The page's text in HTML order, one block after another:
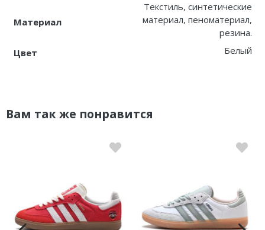
Материал
Текстиль, синтетические
материал, пеноматериал,
резина.
Цвет
Белый
Вам так же понравится